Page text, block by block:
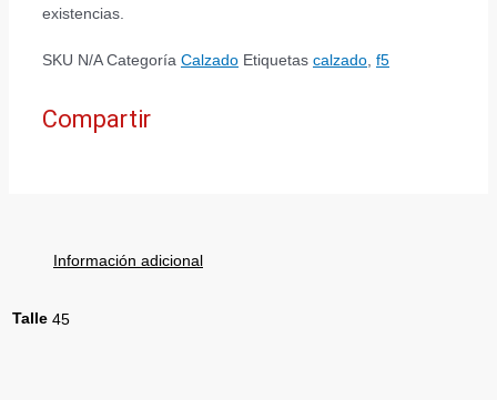
existencias.
SKU N/A Categoría Calzado Etiquetas calzado, f5
Compartir
Información adicional
Talle 45